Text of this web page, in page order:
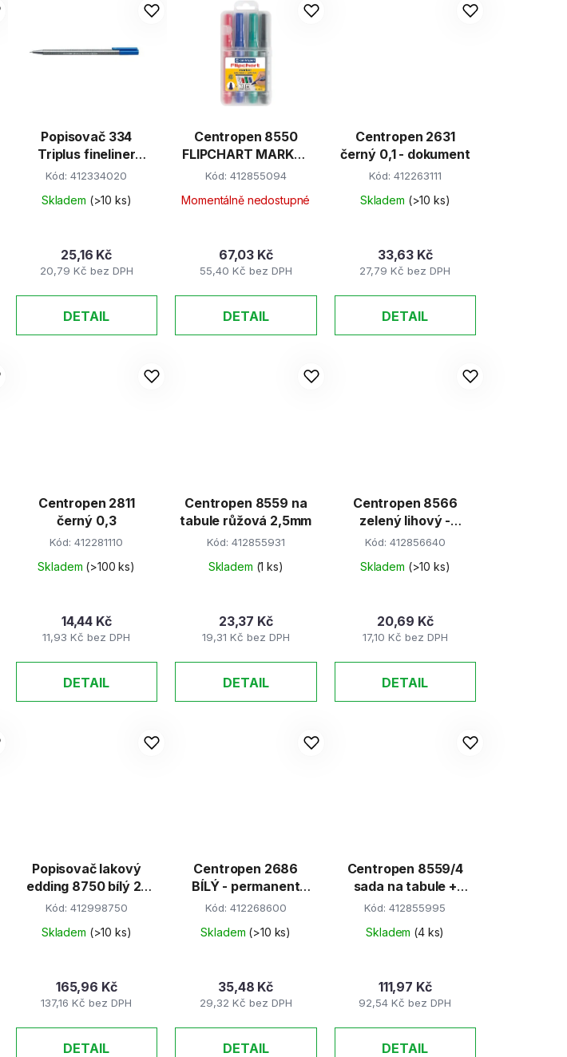
Popisovač 334
Triplus fineliner
modrý
Kód:412334020
Skladem (>10 ks)
20,79 Kč bez DPH
25,16 Kč
DETAIL
Centropen 8550
FLIPCHART MARKER
sada/4
Kód: 412855094
Momentálně nedostupné
55,40 Kč bez DPH
67,03 Kč
DETAIL
Centropen 2631
černý 0,1 - dokument
Kód: 412263111
Skladem (>10 ks)
27,79 Kč bez DPH
33,63 Kč
DETAIL
Centropen 2811
černý 0,3
Kód:412281110
Skladem (>100 ks)
11,93 Kč bez DPH
14,44 Kč
DETAIL
Centropen 8559 na
tabule růžová 2,5mm
Kód: 412855931
Skladem (1 ks)
19,31 Kč bez DPH
23,37 Kč
DETAIL
Centropen 8566
zelený lihový -
permanent 2,5mm
Kód: 412856640
Skladem (>10 ks)
17,10 Kč bez DPH
20,69 Kč
DETAIL
Popisovač lakový
edding 8750 bílý 2-
4mm
Kód: 412998750
Skladem (>10 ks)
137,16 Kč bez DPH
165,96 Kč
DETAIL
Centropen 2686
BÍLÝ - permanent
1,2mm
Kód: 412268600
Skladem (>10 ks)
29,32 Kč bez DPH
35,48 Kč
DETAIL
Centropen 8559/4
sada na tabule +
magnetická
Kód:412855995
Skladem (4 ks)
92,54 Kč bez DPH
111,97 Kč
DETAIL